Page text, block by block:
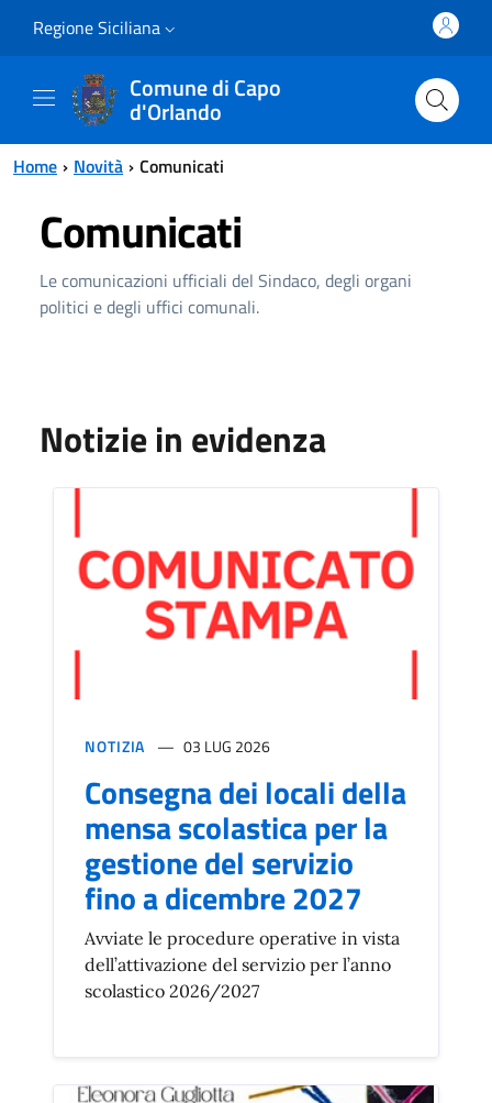
Regione Siciliana
Comune di Capo
d'Orlando
Home Novità Comunicati
Comunicati
Le comunicazioni ufficiali del Sindaco, degli organi
politici e degli uffici comunali.
Notizie in evidenza
NOTIZIA 03 LUG 2026
Consegna dei locali della
mensa scolastica per la
gestione del servizio
fino a dicembre 2027
Avviate le procedure operative in vista
dell’attivazione del servizio per l’anno
scolastico 2026/2027